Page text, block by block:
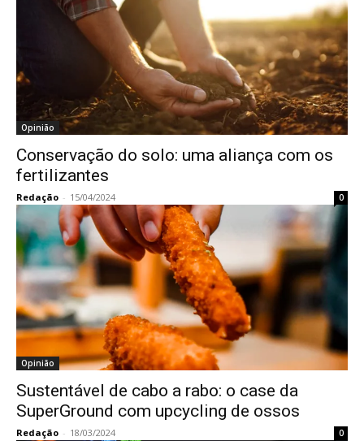
Opinião
Conservação do solo: uma aliança com os
fertilizantes
Redação - 15/04/2024 0
Opinião
Sustentável de cabo a rabo: o case da
SuperGround com upcycling de ossos
Redação - 18/03/2024 0